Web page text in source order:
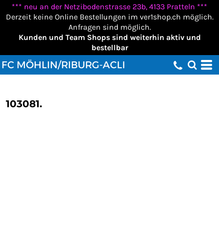
*** neu an der Netzibodenstrasse 23b, 4133 Pratteln ***
Derzeit keine Online Bestellungen im ver1shop.ch möglich.
Anfragen sind möglich.
Kunden und Team Shops sind weiterhin aktiv und
bestellbar
FC MÖHLIN/RIBURG-ACLI
103081.